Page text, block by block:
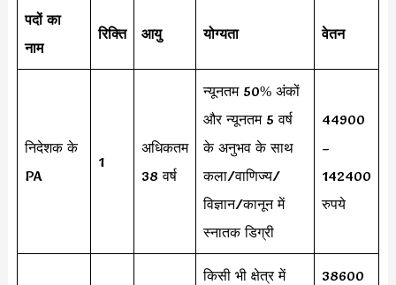
पदों का
नाम
रिक्ति आयु योग्यता वेतन
निदेशक के
PA
1
अधिकतम
38 वर्ष
न्यूनतम 50% अंकों
और न्यूनतम 5 वर्ष
के अनुभव के साथ
कला/वाणिज्य/
विज्ञान/कानून में
स्नातक डिग्री
44900
–
142400
रुपये
किसी भी क्षेत्र में
38600